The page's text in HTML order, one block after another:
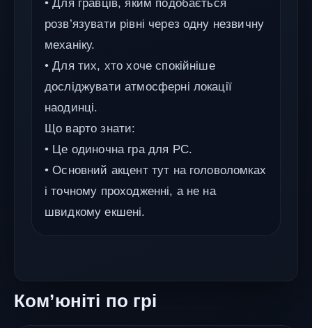
• Для гравців, яким подобається
розв’язувати рівні через одну незвичну
механіку.
• Для тих, хто хоче спокійніше
досліджувати атмосферні локації
наодинці.
Що варто знати:
• Це одиночна гра для PC.
• Основний акцент тут на головоломках
і точному проходженні, а не на
швидкому екшені.
Ком’юніті по грі